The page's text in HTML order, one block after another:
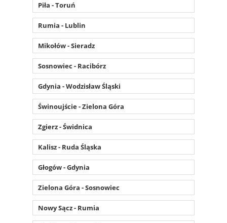
Piła - Toruń
Rumia - Lublin
Mikołów - Sieradz
Sosnowiec - Racibórz
Gdynia - Wodzisław Śląski
Świnoujście - Zielona Góra
Zgierz - Świdnica
Kalisz - Ruda Śląska
Głogów - Gdynia
Zielona Góra - Sosnowiec
Nowy Sącz - Rumia